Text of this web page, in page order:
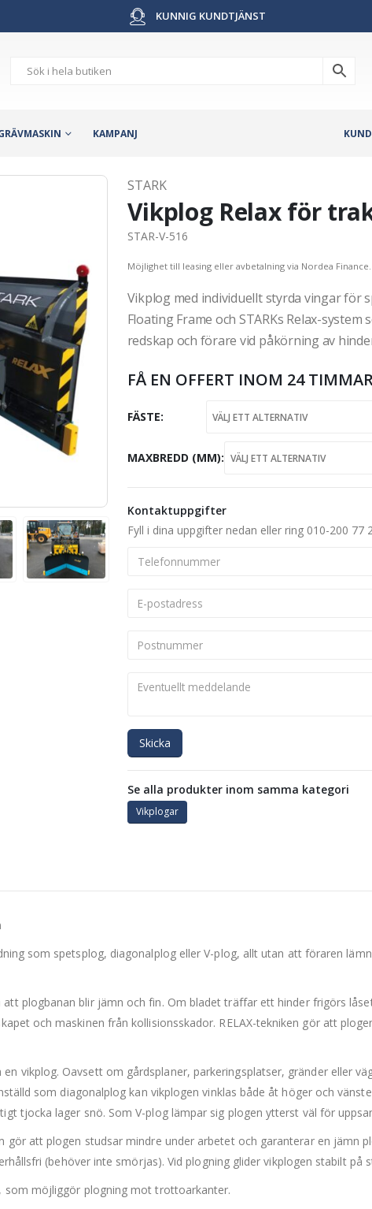
KUNNIG KUNDTJÄNST
KAMPANJ
STARK
Vikplog Relax för
STAR-V-516
Möjlighet till leasing eller avbetalning via Nordea Finance.
Vikplog med individuellt styrda vingar för
Floating Frame och STARKs Relax-
redskap och förare vid påkörning av
FÅ EN OFFERT INOM 24
FÄSTE
MAXBREDD (MM)
Kontaktuppgifter
Fyll i dina uppgifter nedan eller ring 010-200 77
Skicka
Se alla produkter inom samma kategori
Vikplogar
som spetsplog, diagonalplog eller V-plog, allt utan att föraren
att plogbanan blir jämn och fin. Om bladet träffar ett hinder frigörs
och maskinen från kollisionsskador. RELAX-tekniken gör att
vikplog. Oavsett om gårdsplaner, parkeringsplatser, gränder eller
som diagonalplog kan vikplogen vinklas både åt höger och
tjocka lager snö. Som V-plog lämpar sig plogen ytterst väl för
gör att plogen studsar mindre under arbetet och garanterar en jämn
(behöver inte smörjas). Vid plogning glider vikplogen stabilt på
som möjliggör plogning mot trottoarkanter.